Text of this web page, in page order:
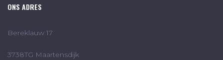
ONS ADRES
Bereklauw 17
3738TG Maartensdijk